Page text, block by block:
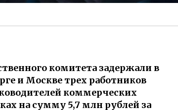
комитета задержали в
и Москве трех работников
коммерческих
на сумму 5,7 млн рублей за